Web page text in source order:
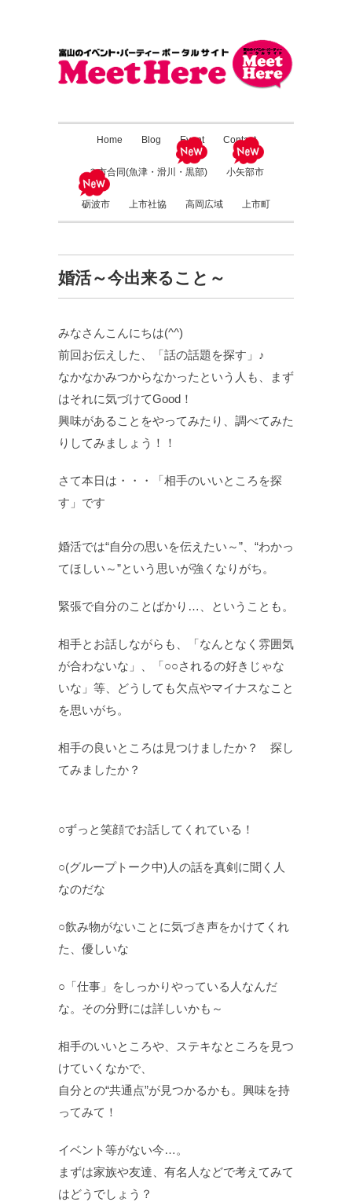
Home Blog Event Contact
３市合同(魚津・滑川・黒部) 小矢部市
砺波市 上市社協 高岡広域 上市町
婚活～今出来ること～
みなさんこんにちは(^^)
前回お伝えした、「話の話題を探す」♪
なかなかみつからなかったという人も、まず
はそれに気づけてGood！
興味があることをやってみたり、調べてみた
りしてみましょう！！
さて本日は・・・「相手のいいところを探
す」です
婚活では“自分の思いを伝えたい～”、“わかっ
てほしい～”という思いが強くなりがち。
緊張で自分のことばかり…、ということも。
相手とお話しながらも、「なんとなく雰囲気
が合わないな」、「○○されるの好きじゃな
いな」等、どうしても欠点やマイナスなこと
を思いがち。
相手の良いところは見つけましたか？ 探し
てみましたか？
○ずっと笑顔でお話してくれている！
○(グループトーク中)人の話を真剣に聞く人
なのだな
○飲み物がないことに気づき声をかけてくれ
た、優しいな
○「仕事」をしっかりやっている人なんだ
な。その分野には詳しいかも～
相手のいいところや、ステキなところを見つ
けていくなかで、
自分との“共通点”が見つかるかも。興味を持
ってみて！
イベント等がない今…。
まずは家族や友達、有名人などで考えてみて
はどうでしょう？